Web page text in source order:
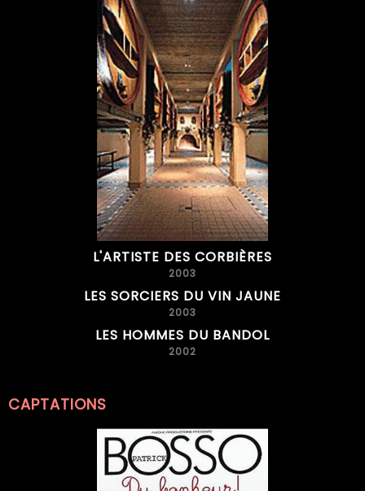
L'ARTISTE DES CORBIÈRES
2003
LES SORCIERS DU VIN JAUNE
2003
LES HOMMES DU BANDOL
2002
CAPTATIONS